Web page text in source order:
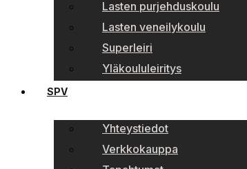
Lasten purjehduskoulu
Lasten veneilykoulu
Superleiri
Yläkoululeiritys
SPV
Yhteystiedot
Verkkokauppa